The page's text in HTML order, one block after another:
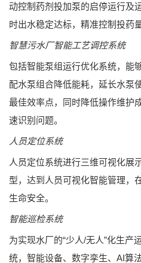
动控制药剂投加泵的启停运行及
时出水稳定达标，精准控制投药
智慧污水厂智能工艺调控系统
包括智能泵组运行优化系统，能
配水泵组合降低能耗，延长水泵
最佳效率点，同时降低操作维护
速识别问题。
人员定位系统
人员定位系统进行三维可视化展
型，达到人员可视化智能管理，
生命安全。
智能巡检系统
为实现水厂的“少人/无人”化生产
统，智能设备、数字孪生、AI算